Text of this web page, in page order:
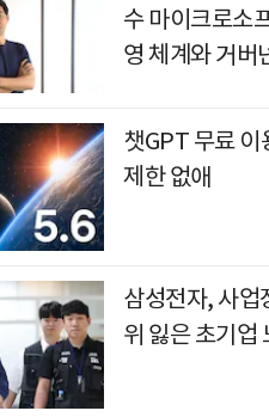
수 마이크로소
영 체계와 거버
챗GPT 무료
제한 없애
삼성전자, 사
위 잃은 초기업